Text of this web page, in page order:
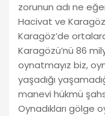
zorunun adı ne
Hacivat ve
Karagöz’de
Karagözü’nü 86
oynatmayız biz,
yaşadığı
manevi hükmü
Oynadıkları gölge